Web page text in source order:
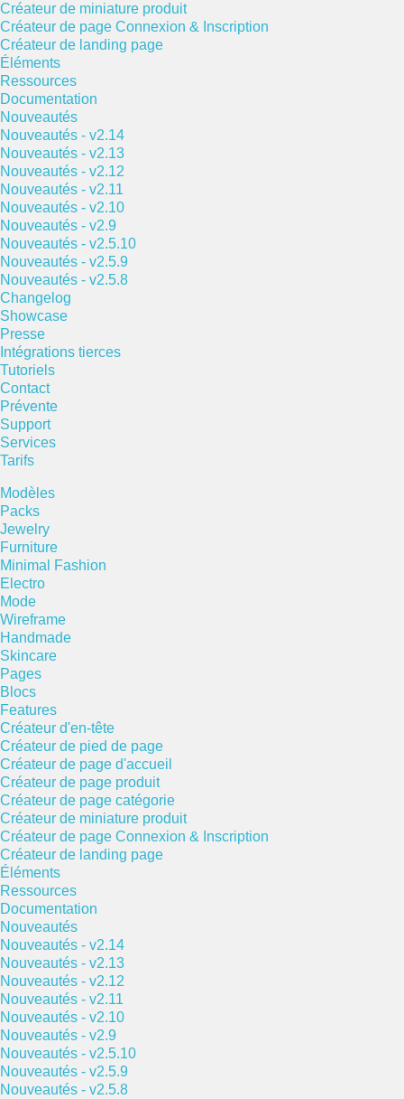
Créateur de miniature produit
Créateur de page Connexion & Inscription
Créateur de landing page
Éléments
Ressources
Documentation
Nouveautés
Nouveautés - v2.14
Nouveautés - v2.13
Nouveautés - v2.12
Nouveautés - v2.11
Nouveautés - v2.10
Nouveautés - v2.9
Nouveautés - v2.5.10
Nouveautés - v2.5.9
Nouveautés - v2.5.8
Changelog
Showcase
Presse
Intégrations tierces
Tutoriels
Contact
Prévente
Support
Services
Tarifs
Modèles
Packs
Jewelry
Furniture
Minimal Fashion
Electro
Mode
Wireframe
Handmade
Skincare
Pages
Blocs
Features
Créateur d'en-tête
Créateur de pied de page
Créateur de page d'accueil
Créateur de page produit
Créateur de page catégorie
Créateur de miniature produit
Créateur de page Connexion & Inscription
Créateur de landing page
Éléments
Ressources
Documentation
Nouveautés
Nouveautés - v2.14
Nouveautés - v2.13
Nouveautés - v2.12
Nouveautés - v2.11
Nouveautés - v2.10
Nouveautés - v2.9
Nouveautés - v2.5.10
Nouveautés - v2.5.9
Nouveautés - v2.5.8